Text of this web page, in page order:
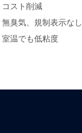
コスト削減
無臭気、規制表示なし
室温でも低粘度